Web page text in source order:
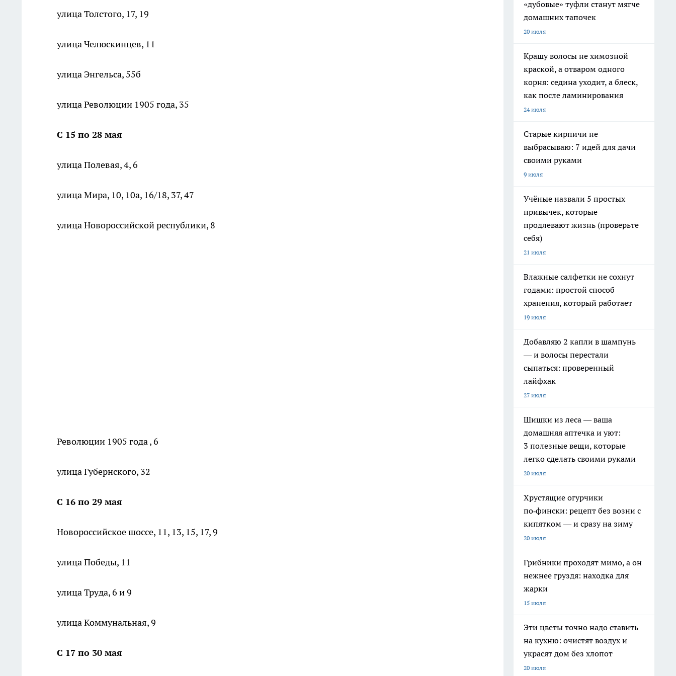
улица Толстого, 17, 19
улица Челюскинцев, 11
улица Энгельса, 55б
улица Революции 1905 года, 35
С 15 по 28 мая
улица Полевая, 4, 6
улица Мира, 10, 10а, 16/18, 37, 47
улица Новороссийской республики, 8
Революции 1905 года , 6
улица Губернского, 32
С 16 по 29 мая
Новороссийское шоссе, 11, 13, 15, 17, 9
улица Победы, 11
улица Труда, 6 и 9
улица Коммунальная, 9
С 17 по 30 мая
«дубовые» туфли станут мягче
домашних тапочек
20 июля
Крашу волосы не химозной
краской, а отваром одного
корня: седина уходит, а блеск,
как после ламинирования
24 июля
Старые кирпичи не
выбрасываю: 7 идей для дачи
своими руками
9 июля
Учёные назвали 5 простых
привычек, которые
продлевают жизнь (проверьте
себя)
21 июля
Влажные салфетки не сохнут
годами: простой способ
хранения, который работает
19 июля
Добавляю 2 капли в шампунь
— и волосы перестали
сыпаться: проверенный
лайфхак
27 июля
Шишки из леса — ваша
домашняя аптечка и уют:
3 полезные вещи, которые
легко сделать своими руками
20 июля
Хрустящие огурчики
по‑фински: рецепт без возни с
кипятком — и сразу на зиму
20 июля
Грибники проходят мимо, а он
нежнее груздя: находка для
жарки
15 июля
Эти цветы точно надо ставить
на кухню: очистят воздух и
украсят дом без хлопот
20 июля